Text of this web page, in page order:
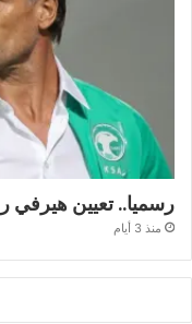
رسميا.. تعيين هيرفي
منذ 3 أيام